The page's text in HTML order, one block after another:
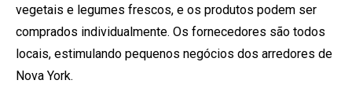
vegetais e legumes frescos, e os produtos podem ser
comprados individualmente. Os fornecedores são todos
locais, estimulando pequenos negócios dos arredores de
Nova York.